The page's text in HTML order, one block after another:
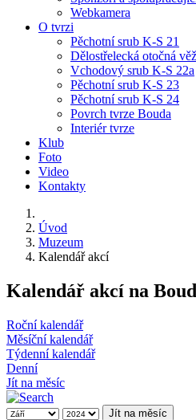
Webkamera
O tvrzi
Pěchotní srub K-S 21
Dělostřelecká otočná
Vchodový srub K-S 22a
Pěchotní srub K-S 23
Pěchotní srub K-S 24
Povrch tvrze Bouda
Interiér tvrze
Klub
Foto
Video
Kontakty
Úvod
Muzeum
Kalendář akcí
Kalendář akcí na
Roční kalendář
Měsíční kalendář
Týdenní kalendář
Denní
Jít na měsíc
Jít na měsíc